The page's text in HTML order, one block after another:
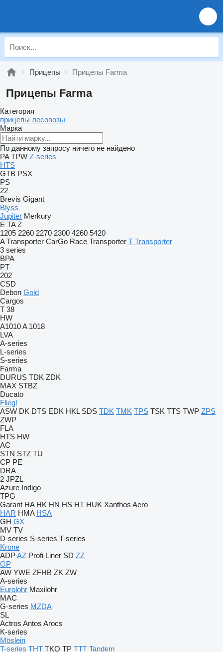
Прицепы Прицепы Farma
Прицепы Farma
Категория
прицепы лесовозы
Марка
По данному запросу ничего не найдено
PA TPW Z-series
HTS
GTB PSX
PS
22
Brevis Gigant
Blyss
Jupiter Merkury
E TA Z
1205 2260 2270 2300 4260 5420
A Transporter CarGo Race Transporter T Transporter
3 series
BPA
PT
202
CSD
Debon Gold
Cargos
T 38
HW
A1010A 1018
LVA
A-series
L-series
S-series
Farma
DURUS TDK ZDK
MAX STBZ
Ducato
Fliegl
ASW DK DTS EDK HKL SDS TDK TMK TPS TSK TTS TWP ZPS
ZWP
FLA
HTS HW
AC
STN STZ TU
CP PE
DRA
2 JPZL
Azure Indigo
TPG
Garant HA HK HN HS HT HUK Xanthos Aero
HAR HMA HSA
GH GX
MV TV
D-series S-series T-series
Krone
ADPAZ Profi Liner SD ZZ
GP
AW YWE ZFHB ZK ZW
A-series
Eurolohr Maxilohr
MAC
G-series MZDA
SL
Actros Antos Arocs
K-series
Möslein
T-series THT TKO TP TTT Tandem